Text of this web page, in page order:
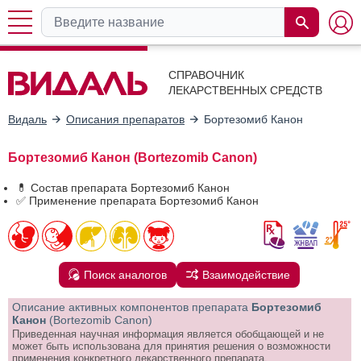
СПРАВОЧНИК
ЛЕКАРСТВЕННЫХ СРЕДСТВ
Видаль Описания препаратов Бортезомиб Канон
Бортезомиб Канон (Bortezomib Canon)
💊 Состав препарата Бортезомиб Канон
✅ Применение препарата Бортезомиб Канон
Поиск аналогов Взаимодействие
Описание активных компонентов препарата Бортезомиб
Канон (Bortezomib Canon)
Приведенная научная информация является обобщающей и не
может быть использована для принятия решения о возможности
применения конкретного лекарственного препарата.